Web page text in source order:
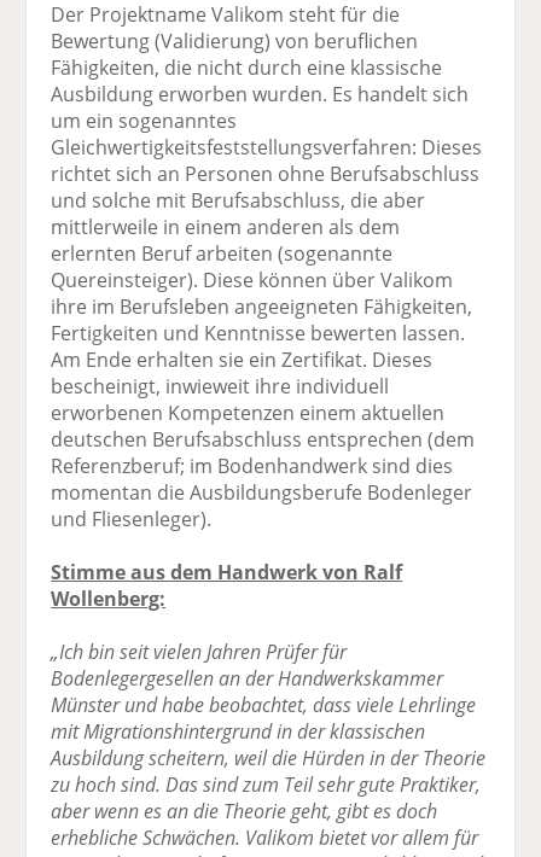
Der Projektname Valikom steht für die
Bewertung (Validierung) von beruflichen
Fähigkeiten, die nicht durch eine klassische
Ausbildung erworben wurden. Es handelt sich
um ein sogenanntes
Gleichwertigkeitsfeststellungsverfahren: Dieses
richtet sich an Personen ohne Berufsabschluss
und solche mit Berufsabschluss, die aber
mittlerweile in einem anderen als dem
erlernten Beruf arbeiten (sogenannte
Quereinsteiger). Diese können über Valikom
ihre im Berufsleben angeeigneten Fähigkeiten,
Fertigkeiten und Kenntnisse bewerten lassen.
Am Ende erhalten sie ein Zertifikat. Dieses
bescheinigt, inwieweit ihre individuell
erworbenen Kompetenzen einem aktuellen
deutschen Berufsabschluss entsprechen (dem
Referenzberuf; im Bodenhandwerk sind dies
momentan die Ausbildungsberufe Bodenleger
und Fliesenleger).
Stimme aus dem Handwerk von Ralf
Wollenberg:
„Ich bin seit vielen Jahren Prüfer für
Bodenlegergesellen an der Handwerkskammer
Münster und habe beobachtet, dass viele Lehrlinge
mit Migrationshintergrund in der klassischen
Ausbildung scheitern, weil die Hürden in der Theorie
zu hoch sind. Das sind zum Teil sehr gute Praktiker,
aber wenn es an die Theorie geht, gibt es doch
erhebliche Schwächen. Valikom bietet vor allem für